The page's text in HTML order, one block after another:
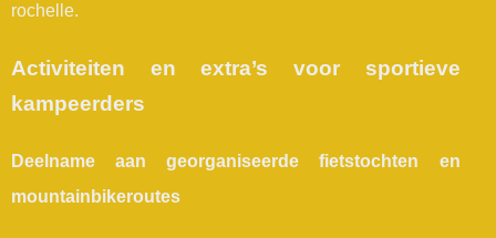
rochelle.
Activiteiten en extra’s voor sportieve
kampeerders
Deelname aan georganiseerde fietstochten en
mountainbikeroutes